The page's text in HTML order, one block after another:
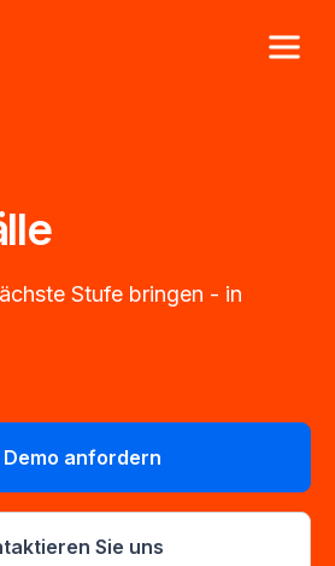
Stufe bringen - in
Sie uns
Demo anfordern